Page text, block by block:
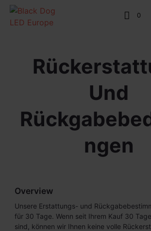
0
Und
Ngen
Overview
Unsere Erstattungs- und
für 30 Tage. Wenn seit Ihrem Kauf 30
sind, können wir Ihnen keine volle